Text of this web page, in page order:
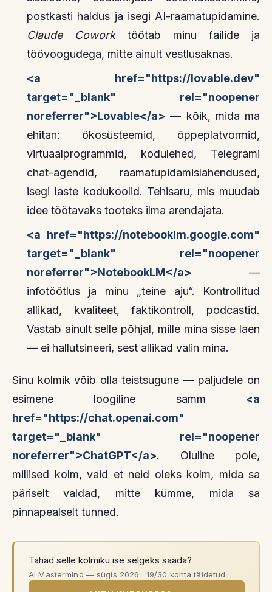
postkasti haldus ja isegi AI-raamatupidamine.
Claude Coworktöötab minu failide ja
töövoogudega, mitte ainult vestlusaknas.
<a href="https://lovable.dev"
target="_blank" rel="noopener
noreferrer">Lovable</a> — kõik, mida ma
ehitan: ökosüsteemid, õppeplatvormid,
virtuaalprogrammid, kodulehed, Telegrami
chat-agendid, raamatupidamislahendused,
isegi laste kodukoolid. Tehisaru, mis muudab
idee töötavaks tooteks ilma arendajata.
<a href="https://notebooklm.google.com"
target="_blank" rel="noopener
noreferrer">NotebookLM</a> —
infotöötlus ja minu „teine aju“. Kontrollitud
allikad, kvaliteet, faktikontroll, podcastid.
Vastab ainult selle põhjal, mille mina sisse laen
— ei hallutsineeri, sest allikad valin mina.
Sinu kolmik võib olla teistsugune — paljudele on
esimene loogiline samm <a
href="https://chat.openai.com"
target="_blank" rel="noopener
noreferrer">ChatGPT</a>. Oluline pole,
millised kolm, vaid et neid oleks kolm, mida sa
päriselt valdad, mitte kümme, mida sa
pinnapealselt tunned.
Tahad selle kolmiku ise selgeks saada?
AI Mastermind — sügis 2026 · 19/30 kohta täidetud